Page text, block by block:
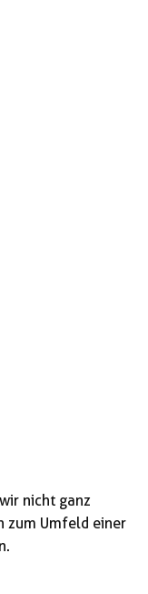
nicht ganz
zum Umfeld einer